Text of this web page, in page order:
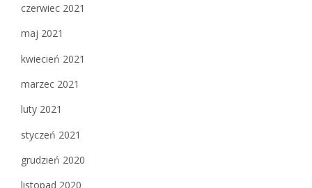
czerwiec 2021
maj 2021
kwiecień 2021
marzec 2021
luty 2021
styczeń 2021
grudzień 2020
listopad 2020